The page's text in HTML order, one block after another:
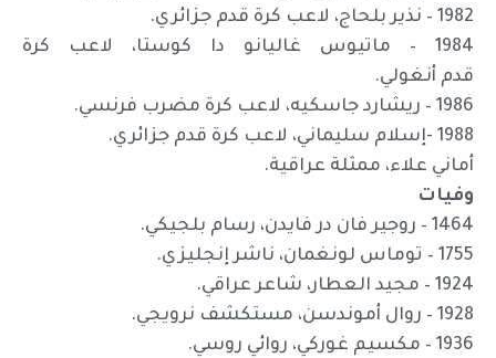
1982 – نذير بلحاج، لاعب كرة قدم جزائري.
1984 – ماتيوس غاليانو دا كوستا، لاعب كرة
قدم أنغولي.
1986 – ريشارد جاسكيه، لاعب كرة مضرب فرنسي.
1988 -إسلام سليماني، لاعب كرة قدم جزائري.
أماني علاء، ممثلة عراقية.
وفيات
1464 – روجير فان در فايدن، رسام بلجيكي.
1755 – توماس لونغمان، ناشر إنجليزي.
1924 – مجيد العطار، شاعر عراقي.
1928 – روال أموندسن، مستكشف نرويجي.
1936 – مكسيم غوركي، روائي روسي.